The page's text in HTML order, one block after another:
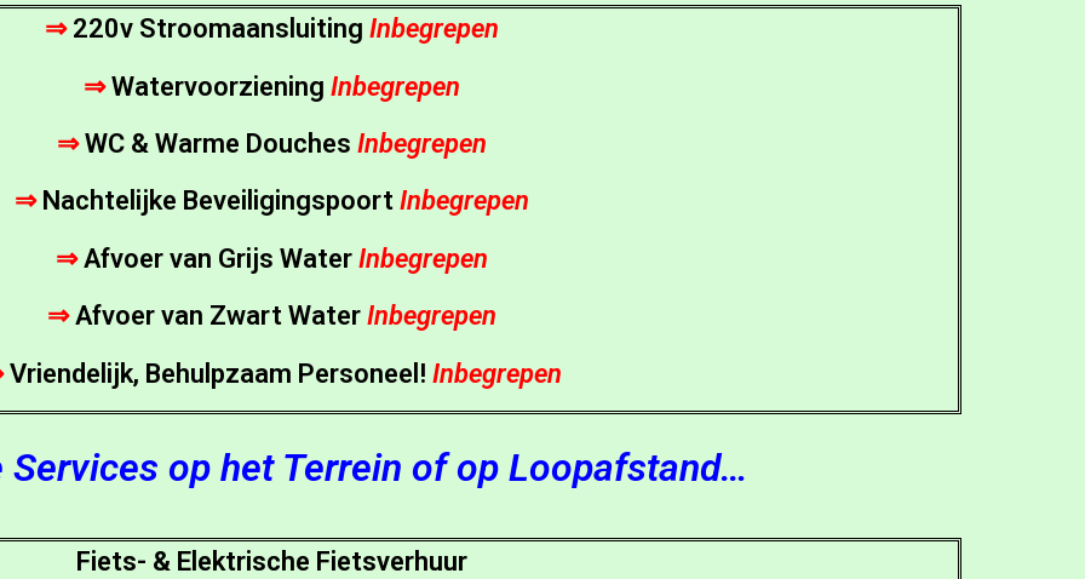
⇒220v Stroomaansluiting Inbegrepen
⇒Watervoorziening Inbegrepen
⇒WC & Warme Douches Inbegrepen
⇒Nachtelijke Beveiligingspoort Inbegrepen
⇒Afvoer van Grijs Water Inbegrepen
⇒Afvoer van Zwart Water Inbegrepen
Vriendelijk, Behulpzaam Personeel! Inbegrepen
Services op het Terrein of op Loopafstand…
Fiets- & Elektrische Fietsverhuur